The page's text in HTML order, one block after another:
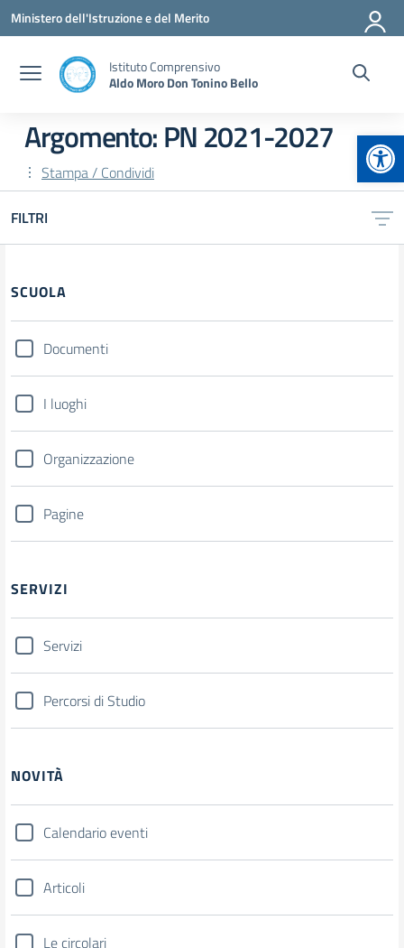
Vai ai contenuti
Vai al menu di navigazione
Vai al footer
Ministero dell'Istruzione e del Merito
Istituto Comprensivo
Aldo Moro Don Tonino Bello
Argomento: PN 2021-2027
Stampa / Condividi
FILTRI
Filtri
SCUOLA
Documenti
I luoghi
Organizzazione
Pagine
SERVIZI
Servizi
Percorsi di Studio
NOVITÀ
Calendario eventi
Articoli
Le circolari